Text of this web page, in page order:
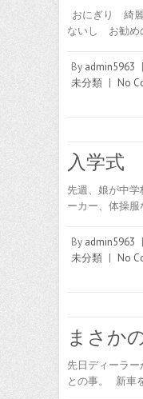
おにぎり 綺
ないし お勧め
By admin5963 |
未分類 | No
入学式
先週、娘が中
ーカー、体操
By admin5963 |
未分類 | No
まさか
先日ディーラ
との事。 新車